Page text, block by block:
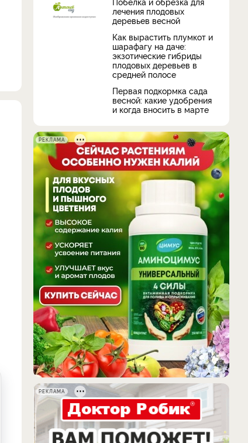
лечения плодовых
деревьев весной
Как вырастить плумкот и
шарафагу на даче:
экзотические гибриды
плодовых деревьев в
средней полосе
Первая подкормка сада
весной: какие удобрения
и когда вносить в марте
РЕКЛАМА
РЕКЛАМА